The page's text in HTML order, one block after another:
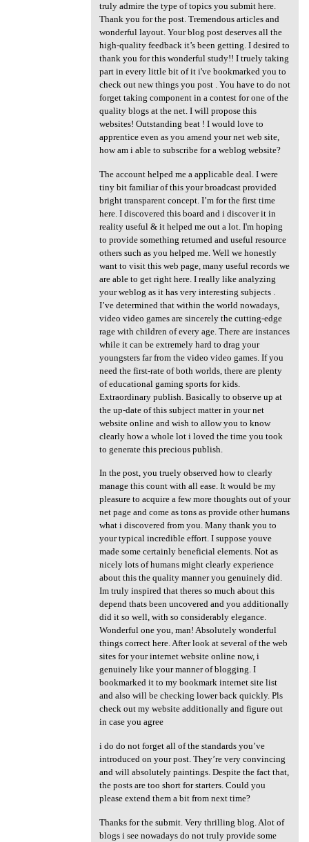
truly admire the type of topics you submit here.
Thank you for the post. Tremendous articles and
wonderful layout. Your blog post deserves all the
high-quality feedback it’s been getting. I desired to
thank you for this wonderful study!! I truely taking
part in every little bit of it i've bookmarked you to
check out new things you post . You have to do not
forget taking component in a contest for one of the
quality blogs at the net. I will propose this
websites! Outstanding beat ! I would love to
apprentice even as you amend your net web site,
how am i able to subscribe for a weblog website?
The account helped me a applicable deal. I were
tiny bit familiar of this your broadcast provided
bright transparent concept. I’m for the first time
here. I discovered this board and i discover it in
reality useful & it helped me out a lot. I'm hoping
to provide something returned and useful resource
others such as you helped me. Well we honestly
want to visit this web page, many useful records we
are able to get right here. I really like analyzing
your weblog as it has very interesting subjects .
I’ve determined that within the world nowadays,
video video games are sincerely the cutting-edge
rage with children of every age. There are instances
while it can be extremely hard to drag your
youngsters far from the video video games. If you
need the first-rate of both worlds, there are plenty
of educational gaming sports for kids.
Extraordinary publish. Basically to observe up at
the up-date of this subject matter in your net
website online and wish to allow you to know
clearly how a whole lot i loved the time you took
to generate this precious publish.
In the post, you truely observed how to clearly
manage this count with all ease. It would be my
pleasure to acquire a few more thoughts out of your
net page and come as tons as provide other humans
what i discovered from you. Many thank you to
your typical incredible effort. I suppose youve
made some certainly beneficial elements. Not as
nicely lots of humans might clearly experience
about this the quality manner you genuinely did.
Im truly inspired that theres so much about this
depend thats been uncovered and you additionally
did it so well, with so considerably elegance.
Wonderful one you, man! Absolutely wonderful
things correct here. After look at several of the web
sites for your internet website online now, i
genuinely like your manner of blogging. I
bookmarked it to my bookmark internet site list
and also will be checking lower back quickly. Pls
check out my website additionally and figure out
in case you agree
i do do not forget all of the standards you’ve
introduced on your post. They’re very convincing
and will absolutely paintings. Despite the fact that,
the posts are too short for starters. Could you
please extend them a bit from next time?
Thanks for the submit. Very thrilling blog. Alot of
blogs i see nowadays do not truly provide some